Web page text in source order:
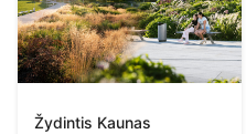
Žydintis Kaunas